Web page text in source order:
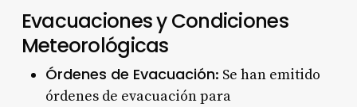
Evacuaciones y Condiciones
Meteorológicas
Órdenes de Evacuación: Se han emitido
órdenes de evacuación para